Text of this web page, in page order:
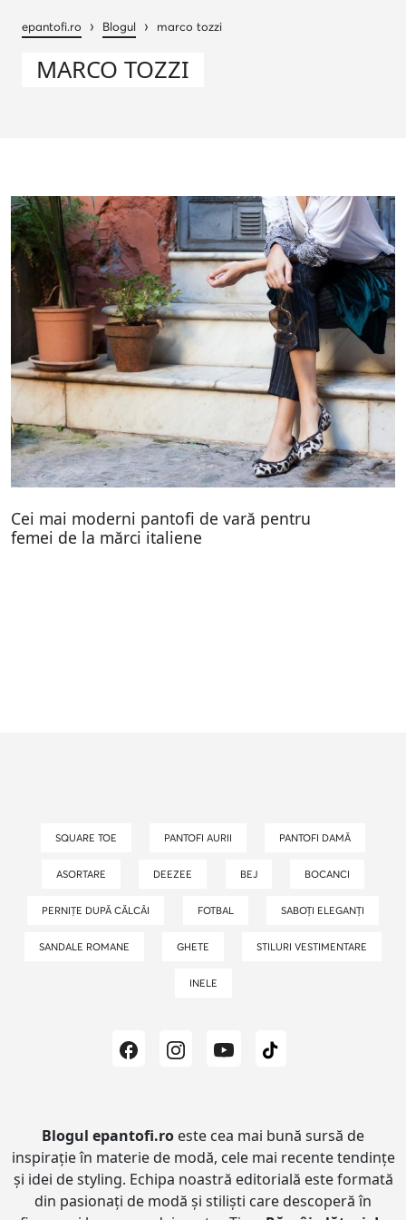
epantofi.ro › Blogul › marco tozzi
MARCO TOZZI
Cei mai moderni pantofi de vară pentru
femei de la mărci italiene
SQUARE TOE PANTOFI AURII PANTOFI DAMĂ
ASORTARE DEEZEE BEJ BOCANCI
PERNIȚE DUPĂ CĂLCÂI FOTBAL SABOȚI ELEGANȚI
SANDALE ROMANE GHETE STILURI VESTIMENTARE
INELE
Blogul epantofi.ro este cea mai bună sursă de
inspirație în materie de modă, cele mai recente tendințe
și idei de styling. Echipa noastră editorială este formată
din pasionați de modă și stiliști care descoperă în